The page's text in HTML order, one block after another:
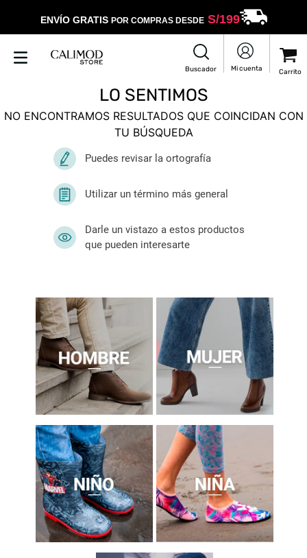
ENVÍO GRATIS POR COMPRAS DESDES/199
LO SENTIMOS
NO ENCONTRAMOS RESULTADOS QUE COINCIDAN CON
TU BÚSQUEDA
Puedes revisar la ortografía
Utilizar un término más general
Darle un vistazo a estos productos
que pueden interesarte